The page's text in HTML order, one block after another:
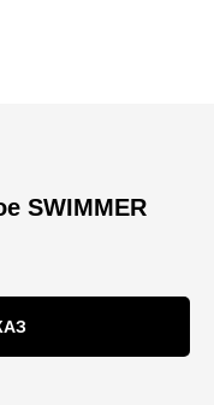
SWIMMER